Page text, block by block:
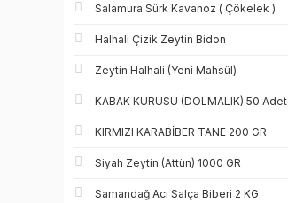
Salamura Sürk Kavanoz ( Çökelek )
Halhali Çizik Zeytin Bidon
Zeytin Halhali (Yeni Mahsül)
KABAK KURUSU (DOLMALIK) 50 Adet
KIRMIZI KARABİBER TANE 200 GR
Siyah Zeytin (Attün) 1000 GR
Samandağ Acı Salça Biberi 2 KG